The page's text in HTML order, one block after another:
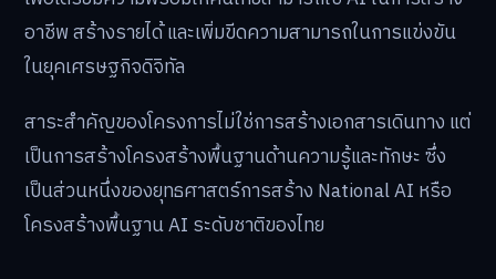
อาชีพ สร้างรายได้ และเพิ่มขีดความสามารถในการแข่งขัน
ในยุคเศรษฐกิจดิจิทัล
สาระสำคัญของโครงการไม่ใช่การสร้างเอกสารเดินทาง แต่
เป็นการสร้างโครงสร้างพื้นฐานด้านความรู้และทักษะ ซึ่ง
เป็นส่วนหนึ่งของยุทธศาสตร์การสร้าง National AI หรือ
โครงสร้างพื้นฐาน AI ระดับชาติของไทย